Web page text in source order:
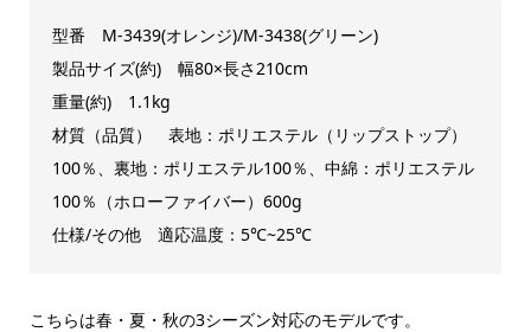
型番 M-3439(オレンジ)/M-3438(グリーン)
製品サイズ(約) 幅80×長さ210cm
重量(約) 1.1kg
材質（品質） 表地：ポリエステル（リップストップ）
100％、裏地：ポリエステル100％、中綿：ポリエステル
100％（ホローファイバー）600g
仕様/その他 適応温度：5℃~25℃
こちらは春・夏・秋の3シーズン対応のモデルです。